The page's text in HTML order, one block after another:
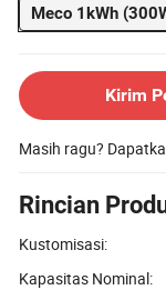
Meco 1kWh
Kirim
Masih ragu?
Rincian
Kustomisasi:
Kapasitas Nominal: